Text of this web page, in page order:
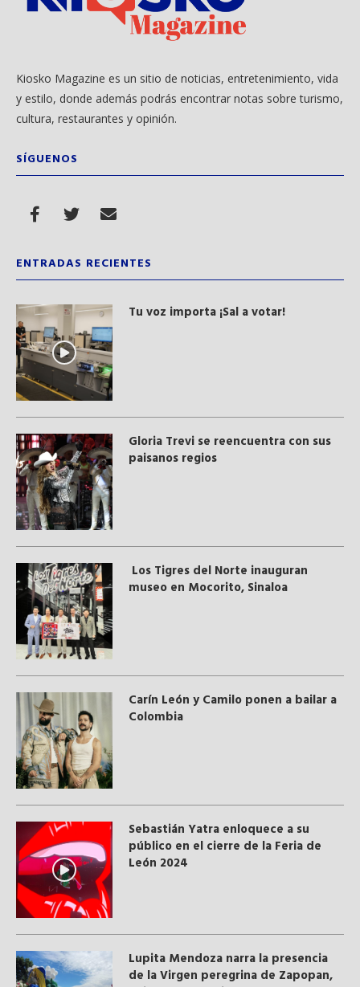
Kiosko Magazine es un sitio de noticias, entretenimiento, vida
y estilo, donde además podrás encontrar notas sobre turismo,
cultura, restaurantes y opinión.
SÍGUENOS
ENTRADAS RECIENTES
Tu voz importa ¡Sal a votar!
Gloria Trevi se reencuentra con sus
paisanos regios
Los Tigres del Norte inauguran
museo en Mocorito, Sinaloa
Carín León y Camilo ponen a bailar a
Colombia
Sebastián Yatra enloquece a su
público en el cierre de la Feria de
León 2024
Lupita Mendoza narra la presencia
de la Virgen peregrina de Zapopan,